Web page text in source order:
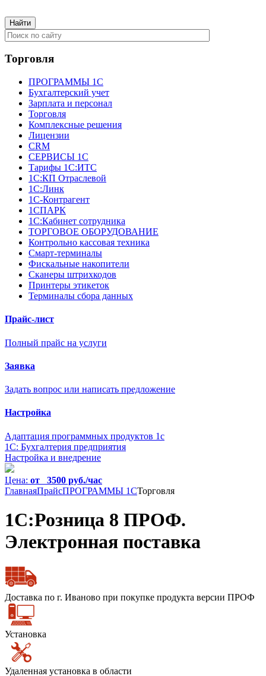
Торговля
ПРОГРАММЫ 1С
Бухгалтерский учет
Зарплата и персонал
Торговля
Комплексные решения
Лицензии
CRM
СЕРВИСЫ 1С
Тарифы 1С:ИТС
1С:КП Отраслевой
1С:Линк
1С-Контрагент
1СПАРК
1С:Кабинет сотрудника
ТОРГОВОЕ ОБОРУДОВАНИЕ
Контрольно кассовая техника
Смарт-терминалы
Фискальные накопители
Сканеры штрихкодов
Принтеры этикеток
Терминалы сбора данных
Прайс-лист
Полный прайс на услуги
Заявка
Задать вопрос или написать предложение
Настройка
Адаптация программных продуктов 1с
1С: Бухгалтерия предприятия
Настройка и внедрение
Цена: от 3500 руб./час
ГлавнаяПрайсПРОГРАММЫ 1СТорговля
1С:Розница 8 ПРОФ.
Электронная поставка
Доставка по г. Иваново при покупке продукта версии ПРОФ
Установка
Удаленная установка в области